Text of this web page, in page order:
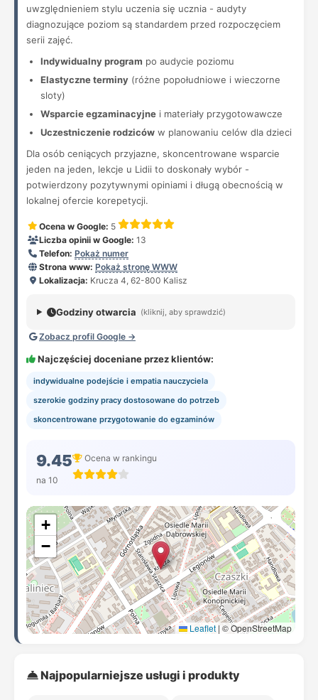
uwzględnieniem stylu uczenia się ucznia - audyty
diagnozujące poziom są standardem przed rozpoczęciem
serii zajęć.
Indywidualny program po audycie poziomu
Elastyczne terminy (różne popołudniowe i wieczorne
sloty)
Wsparcie egzaminacyjne i materiały przygotowawcze
Uczestniczenie rodziców w planowaniu celów dla dzieci
Dla osób ceniących przyjazne, skoncentrowane wsparcie
jeden na jeden, lekcje u Lidii to doskonały wybór -
potwierdzony pozytywnymi opiniami i długą obecnością w
lokalnej ofercie korepetycji.
Ocena w Google: 5
Liczba opinii w Google: 13
Telefon: Pokaż numer
Strona www: Pokaż stronę WWW
Lokalizacja: Krucza 4, 62-800 Kalisz
Godziny otwarcia (kliknij, aby sprawdzić)
Zobacz profil Google →
Najczęściej doceniane przez klientów:
indywidualne podejście i empatia nauczyciela
szerokie godziny pracy dostosowane do potrzeb
skoncentrowane przygotowanie do egzaminów
9.45
na 10
Ocena w rankingu
+
−
Leaflet | © OpenStreetMap
Najpopularniejsze usługi i produkty